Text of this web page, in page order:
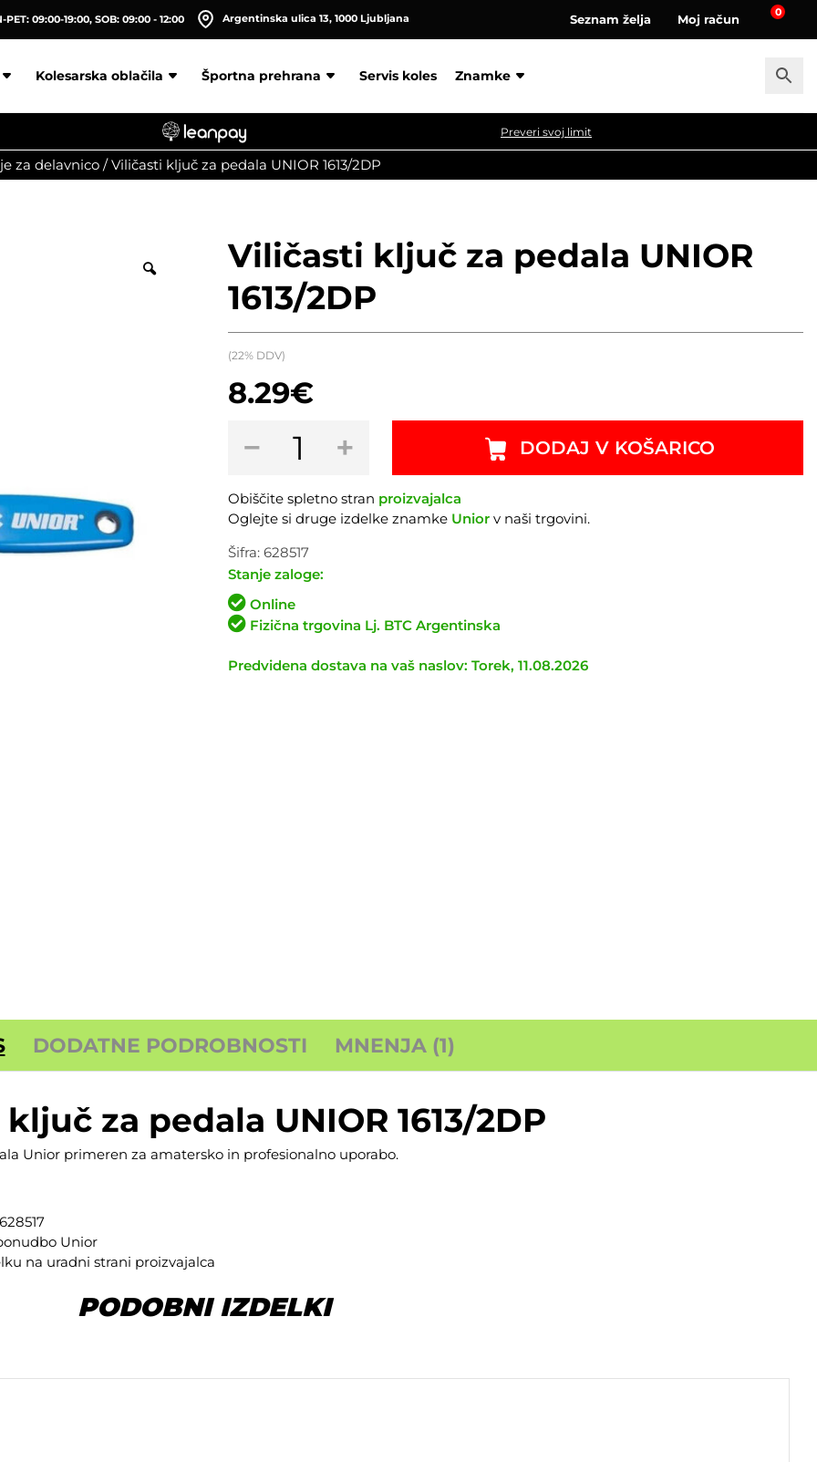
PET: 09:00-19:00, SOB: 09:00 - 12:00 Argentinska ulica 13, 1000 Ljubljana Seznam želja Moj račun 0
Kolesarska oblačila Športna prehrana Servis koles Znamke
Preveri svoj limit
za delavnico /Viličasti ključ za pedala UNIOR 1613/2DP
Viličasti ključ za pedala UNIOR
1613/2DP
8.29€
(22% DDV)
−
ključ
pedala
UNIOR
1613/2DP
količina
+ DODAJ V KOŠARICO
Obiščite spletno stran proizvajalca
Oglejte si druge izdelke znamke Unior v naši trgovini.
Šifra:628517
Stanje zaloge:
Online
Fizična trgovina Lj. BTC Argentinska
Predvidena dostava na vaš naslov: Torek, 11.08.2026
DODATNE PODROBNOSTI MNENJA (1)
za pedala UNIOR 1613/2DP
Unior primeren za amatersko in profesionalno uporabo.
Unior
na uradni strani proizvajalca
PODOBNI IZDELKI